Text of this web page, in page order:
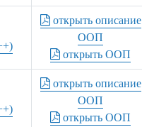
открыть описание
ООП
открыть ООП
открыть описание
ООП
открыть ООП